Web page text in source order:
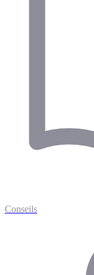
Conseils